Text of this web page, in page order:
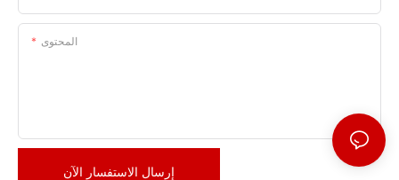
المحتوى
إرسال الاستفسار الآن